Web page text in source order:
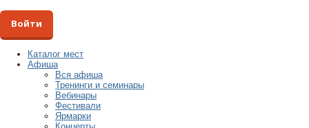
Войти
Каталог мест
Афиша
Вся афиша
Тренинги и семинары
Вебинары
Фестивали
Ярмарки